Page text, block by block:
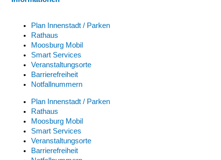
Plan Innenstadt / Parken
Rathaus
Moosburg Mobil
Smart Services
Veranstaltungsorte
Barrierefreiheit
Notfallnummern
Plan Innenstadt / Parken
Rathaus
Moosburg Mobil
Smart Services
Veranstaltungsorte
Barrierefreiheit